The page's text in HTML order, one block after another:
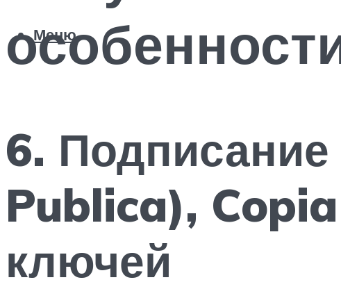
Меню
6.
Publica),
ключей